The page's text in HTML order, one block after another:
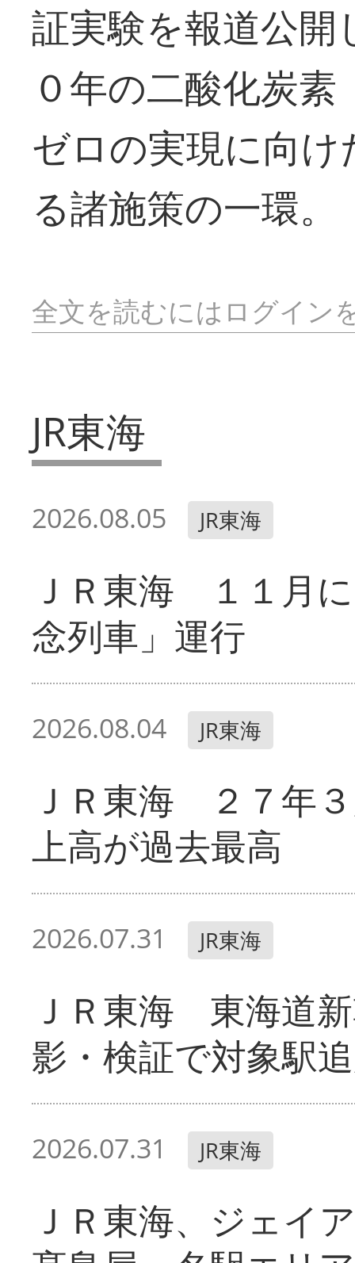
証実験を報道公開
０年の二酸化炭
ゼロの実現に向
る諸施策の一環。
全文を読むにはログイン
JR東海
2026.08.05 JR東海
ＪＲ東海 １１月
念列車」運行
2026.08.04 JR東海
ＪＲ東海 ２７年
上高が過去最高
2026.07.31 JR東海
ＪＲ東海 東海道
影・検証で対象駅
2026.07.31 JR東海
ＪＲ東海、ジェイ